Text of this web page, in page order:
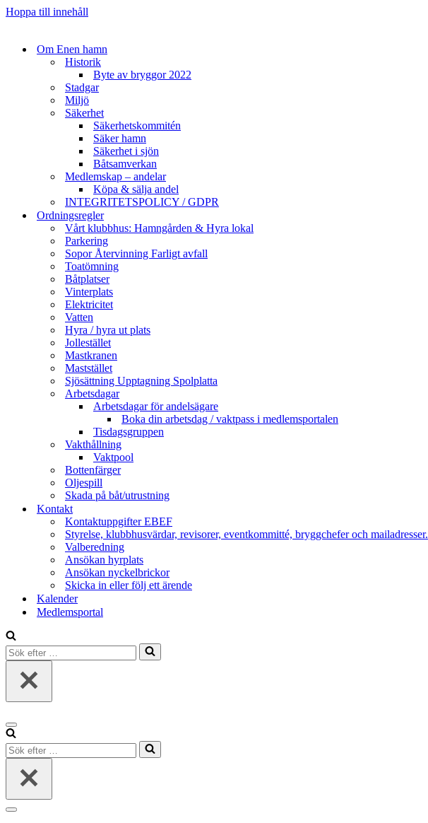
Hoppa till innehåll
Om Enen hamn
Historik
Byte av bryggor 2022
Stadgar
Miljö
Säkerhet
Säkerhetskommitén
Säker hamn
Säkerhet i sjön
Båtsamverkan
Medlemskap – andelar
Köpa & sälja andel
INTEGRITETSPOLICY / GDPR
Ordningsregler
Vårt klubbhus: Hamngården & Hyra lokal
Parkering
Sopor Återvinning Farligt avfall
Toatömning
Båtplatser
Vinterplats
Elektricitet
Vatten
Hyra / hyra ut plats
Jollestället
Mastkranen
Maststället
Sjösättning Upptagning Spolplatta
Arbetsdagar
Arbetsdagar för andelsägare
Boka din arbetsdag / vaktpass i medlemsportalen
Tisdagsgruppen
Vakthållning
Vaktpool
Bottenfärger
Oljespill
Skada på båt/utrustning
Kontakt
Kontaktuppgifter EBEF
Styrelse, klubbhusvärdar, revisorer, eventkommitté, bryggchefer och mailadresser.
Valberedning
Ansökan hyrplats
Ansökan nyckelbrickor
Skicka in eller följ ett ärende
Kalender
Medlemsportal
Sök
efter
Navigeringsmeny
Sök
efter
Navigeringsmeny